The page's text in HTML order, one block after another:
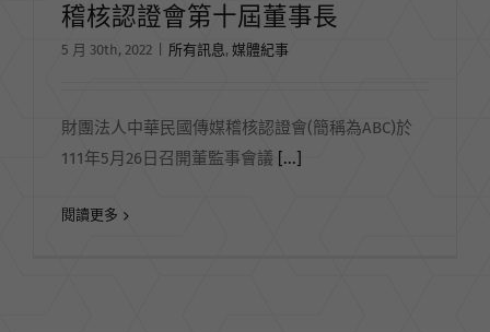
稽核認證會第十屆董事長
5 月 30th, 2022 所有訊息, 媒體紀事
財團法人中華民國傳媒稽核認證會(簡稱為ABC)於
111年5月26日召開董監事會議
[...]
閱讀更多